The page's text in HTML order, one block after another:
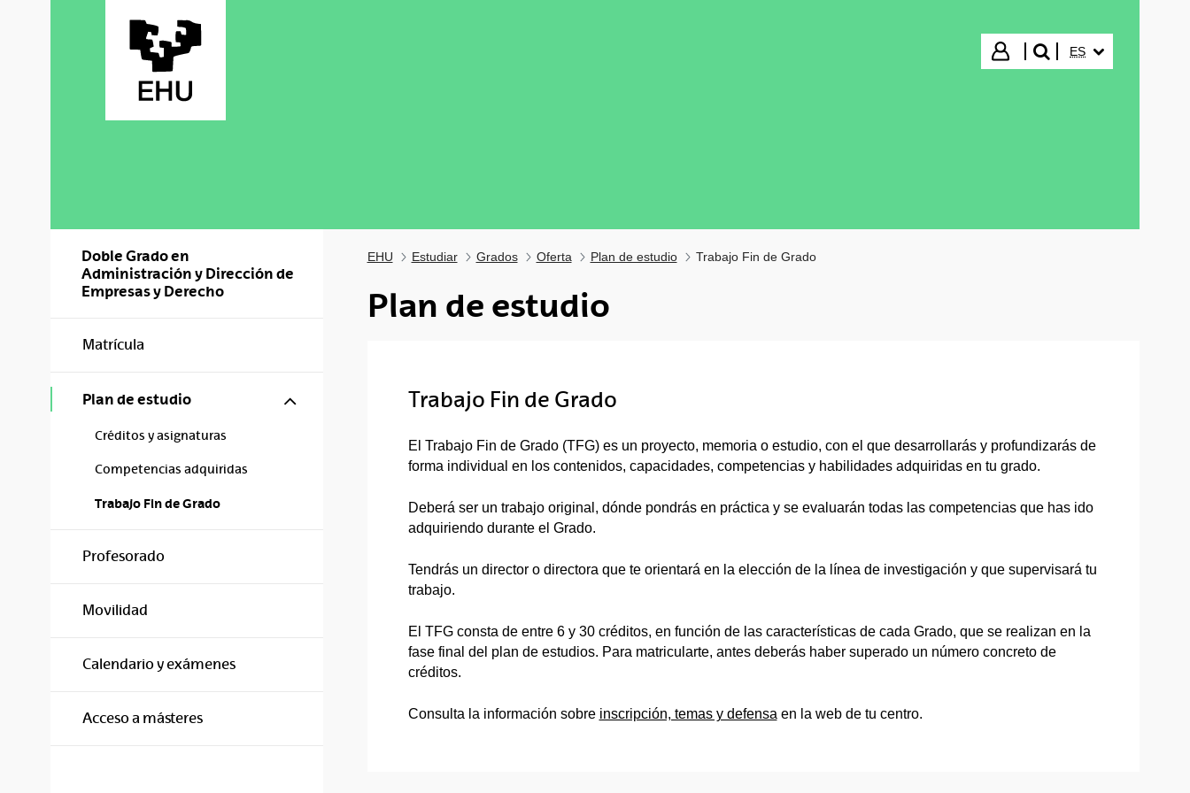
Iniciar sesión
buscar"
ES
Doble Grado en
Administración y Dirección de
Empresas y Derecho
Matrícula
Plan de estudio Mostrar/ocultar subpáginas
Créditos y asignaturas
Competencias adquiridas
Trabajo Fin de Grado
Profesorado
Movilidad
Calendario y exámenes
Acceso a másteres
EHU Estudiar Grados Oferta Plan de estudio Trabajo Fin de Grado
Plan de estudio
Trabajo Fin de Grado
El Trabajo Fin de Grado (TFG) es un proyecto, memoria o estudio, con el que desarrollarás y profundizarás de
forma individual en los contenidos, capacidades, competencias y habilidades adquiridas en tu grado.
Deberá ser un trabajo original, dónde pondrás en práctica y se evaluarán todas las competencias que has ido
adquiriendo durante el Grado.
Tendrás un director o directora que te orientará en la elección de la línea de investigación y que supervisará tu
trabajo.
El TFG consta de entre 6 y 30 créditos, en función de las características de cada Grado, que se realizan en la
fase final del plan de estudios. Para matricularte, antes deberás haber superado un número concreto de
créditos.
Consulta la información sobre inscripción, temas y defensa en la web de tu centro.